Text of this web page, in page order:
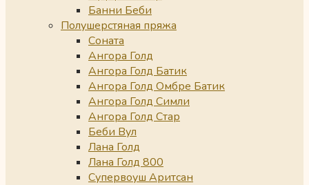
Банни Беби
Полушерстяная пряжа
Соната
Ангора Голд
Ангора Голд Батик
Ангора Голд Омбре Батик
Ангора Голд Симли
Ангора Голд Стар
Беби Вул
Лана Голд
Лана Голд 800
Супервоуш Аритсан